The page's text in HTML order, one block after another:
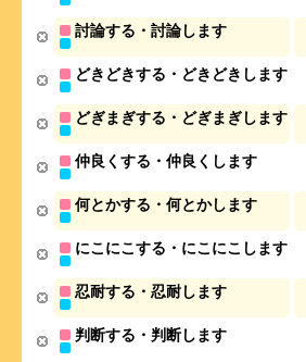
討論する・討論します
どきどきする・どきどきします
どぎまぎする・どぎまぎします
仲良くする・仲良くします
何とかする・何とかします
にこにこする・にこにこします
忍耐する・忍耐します
判断する・判断します